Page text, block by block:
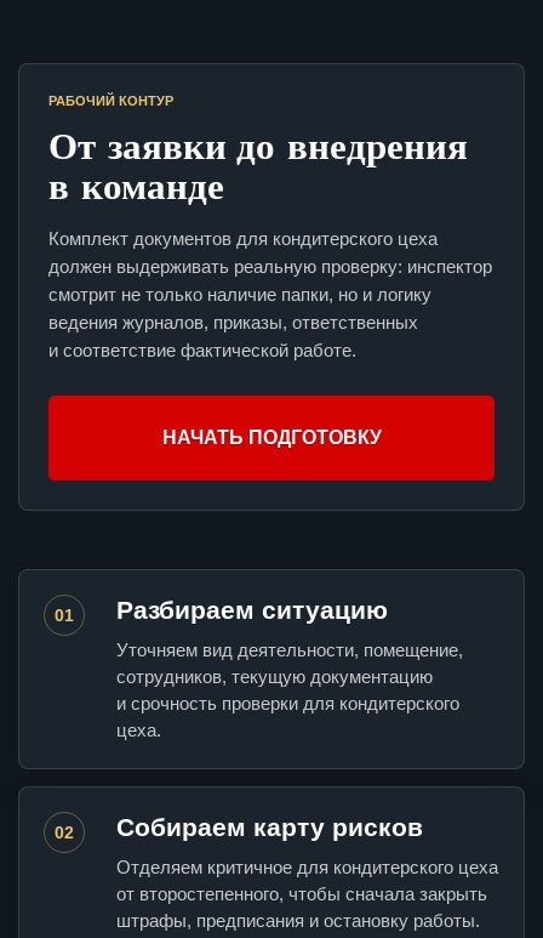
РАБОЧИЙ КОНТУР
От заявки до внедрения
в команде
Комплект документов для кондитерского цеха
должен выдерживать реальную проверку: инспектор
смотрит не только наличие папки, но и логику
ведения журналов, приказы, ответственных
и соответствие фактической работе.
НАЧАТЬ ПОДГОТОВКУ
01 Разбираем ситуацию
Уточняем вид деятельности, помещение,
сотрудников, текущую документацию
и срочность проверки для кондитерского
цеха.
02 Собираем карту рисков
Отделяем критичное для кондитерского цеха
от второстепенного, чтобы сначала закрыть
штрафы, предписания и остановку работы.